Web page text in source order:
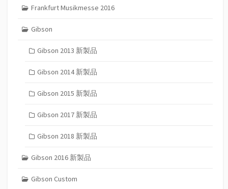
Frankfurt Musikmesse 2016
Gibson
Gibson 2013 新製品
Gibson 2014 新製品
Gibson 2015 新製品
Gibson 2017 新製品
Gibson 2018 新製品
Gibson 2016 新製品
Gibson Custom